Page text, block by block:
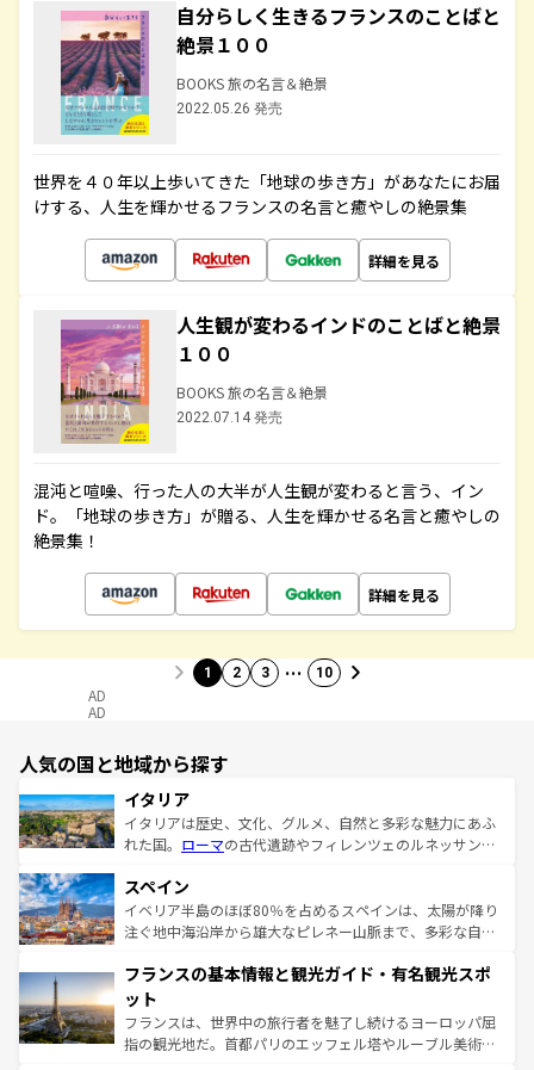
自分らしく生きるフランスのことばと
絶景１００
BOOKS 旅の名言＆絶景
2022.05.26 発売
世界を４０年以上歩いてきた「地球の歩き方」があなたにお届
けする、人生を輝かせるフランスの名言と癒やしの絶景集
詳細を見る
人生観が変わるインドのことばと絶景
１００
BOOKS 旅の名言＆絶景
2022.07.14 発売
混沌と喧噪、行った人の大半が人生観が変わると言う、イン
ド。「地球の歩き方」が贈る、人生を輝かせる名言と癒やしの
絶景集！
詳細を見る
1 2 3 … 10
AD
AD
人気の国と地域から探す
イタリア
イタリアは歴史、文化、グルメ、自然と多彩な魅力にあふ
れた国。 ローマの古代遺跡やフィレンツェのルネッサンス
ろん、トスカーナの美しい田園風景やアマルフィ海岸の絶
景など、自然景観も見逃せない。観光の合間には、本場の
ピザやパスタなど、絶品のイタリア料理を堪能することも
ませてくれるイタリアで、忘れられない旅をしてみよう！
なお、新着のイタリア情報は
しい。
スペイン
イベリア半島のほぼ80％を占めるスペインは、太陽が降り
注ぐ地中海沿岸から雄大なピレネー山脈まで、多彩な自然
文化が根付くこの国では、情熱的なフラメンコ、熱気あふ
れる闘牛、そして美味しいタパスが生活の一部となってい
る。首都マドリードの洗練された雰囲気や、バルセロナの
アートに溢れた街角から、地方では古代ローマ遺跡や中世
フランスの基本情報と観光ガイド・有名観光スポ
ット
フランスは、世界中の旅行者を魅了し続けるヨーロッパ屈
指の観光地だ。首都パリのエッフェル塔やルーブル美術館